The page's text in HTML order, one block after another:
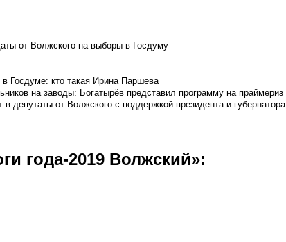
от Волжского на выборы в Госдуму
Госдуме: кто такая Ирина Паршева
на заводы: Богатырёв представил программу на праймериз
депутаты от Волжского с поддержкой президента и губернатора
года-2019 Волжский»: